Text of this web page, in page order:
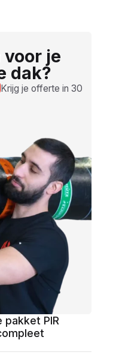
je
dak?
Krijg je offerte in 30
pakket PIR